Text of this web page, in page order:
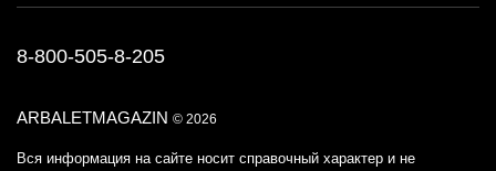
ARBALETMAGAZIN © 2026
Вся информация на сайте носит справочный характер и не
8-800-505-8-205